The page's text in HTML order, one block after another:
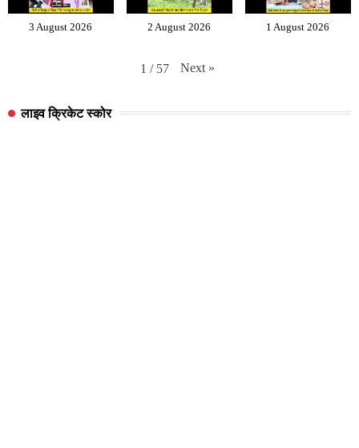
3 August 2026 2 August 2026 1 August 2026
1 / 57 Next »
लाइव क्रिकेट स्कोर